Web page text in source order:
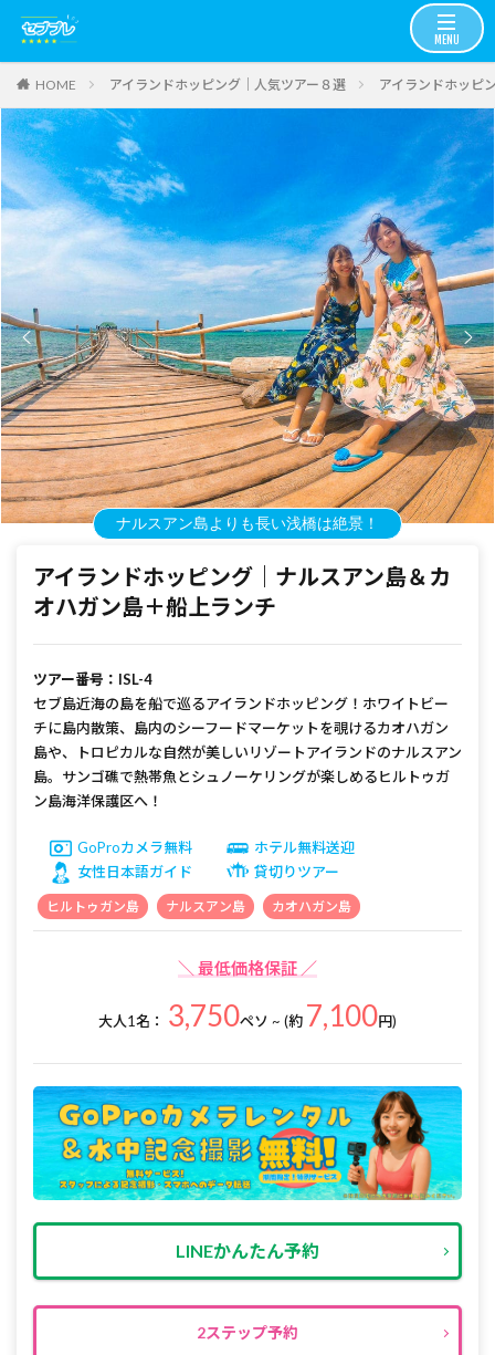
HOME アイランドホッピング│人気ツアー８選 アイランドホッピ
アイランドホッピング｜ナルスアン島＆カ
オハガン島＋船上ランチ
ツアー番号：ISL-4
セブ島近海の島を船で巡るアイランドホッピング！ホワイトビー
チに島内散策、島内のシーフードマーケットを覗けるカオハガン
島や、トロピカルな自然が美しいリゾートアイランドのナルスアン
島。サンゴ礁で熱帯魚とシュノーケリングが楽しめるヒルトゥガ
ン島海洋保護区へ！
GoProカメラ無料
ホテル無料送迎
女性日本語ガイド
貸切りツアー
ヒルトゥガン島 ナルスアン島 カオハガン島
＼ 最低価格保証 ／
大人1名： 3,750ペソ ~ (約 7,100円)
LINEかんたん予約
2ステップ予約